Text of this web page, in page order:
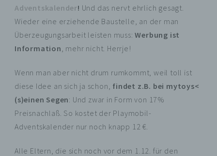
Adventskalender! Und das nervt ehrlich gesagt.
Wieder eine erziehende Baustelle, an der man
Überzeugungsarbeit leisten muss:Werbung ist
Information, mehr nicht. Herrje!
Wenn man aber nicht drum rumkommt, weil toll ist
diese Idee an sich ja schon, findet z.B. bei mytoys<
(s)einen Segen: Und zwar in Form von 17%
Preisnachlaß. So kostet der Playmobil-
Adventskalender nur noch knapp 12 €.
Alle Eltern, die sich noch vor dem 1.12. für den